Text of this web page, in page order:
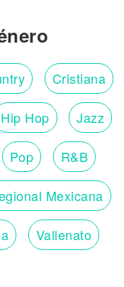
Cristiana
Hip Hop Jazz
Pop R&B
Mexicana
Vallenato